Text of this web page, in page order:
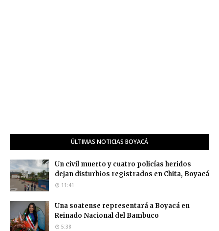
ÚLTIMAS NOTICIAS BOYACÁ
Un civil muerto y cuatro policías heridos
dejan disturbios registrados en Chita, Boyacá
11:41
Una soatense representará a Boyacá en
Reinado Nacional del Bambuco
5:38